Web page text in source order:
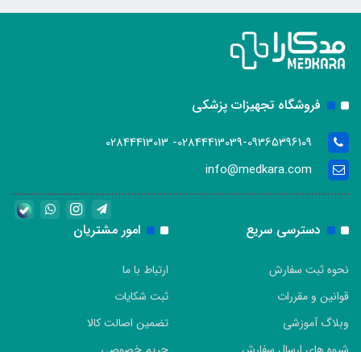
فروشگاه تجهیزات پزشکی
02844413039-09365396109- 02844413013
info@medkara.com
دسترسی سریع
نحوه ثبت سفارش
قوانین و مقررات
وبلاگ آموزشی
امور مشتریان
ارتباط با ما
ثبت شکایات
تضمین اصالت کالا